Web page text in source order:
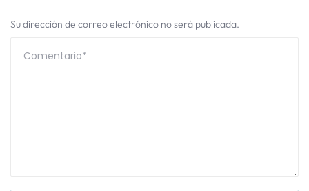
Su dirección de correo electrónico no será publicada.